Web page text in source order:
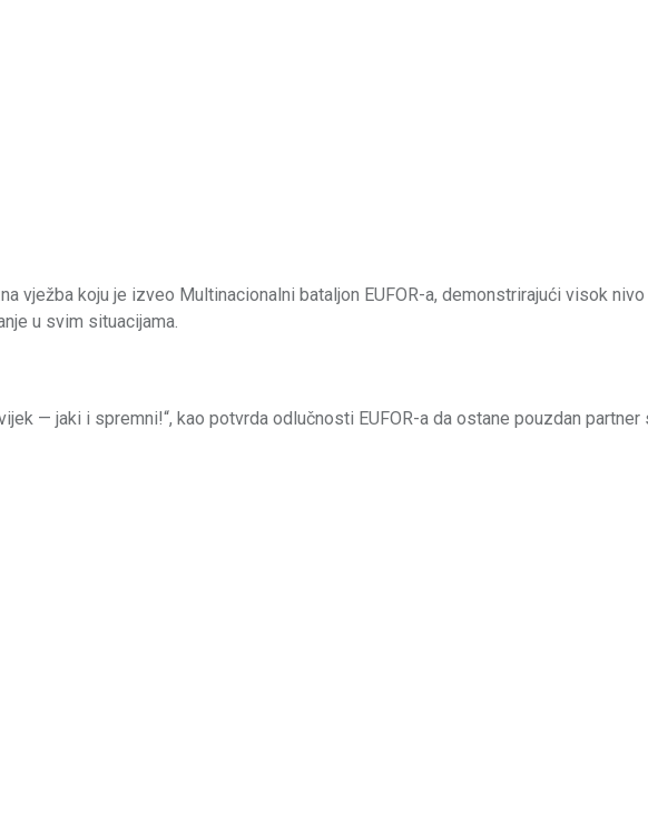
vježba koju je izveo Multinacionalni bataljon EUFOR-a, demonstrirajući visok
u svim situacijama.
— jaki i spremni!“, kao potvrda odlučnosti EUFOR-a da ostane pouzdan partner